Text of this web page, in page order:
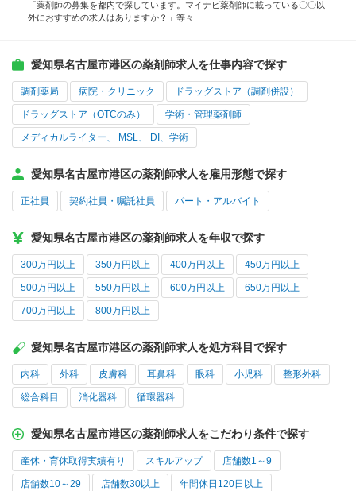
「薬剤師の募集を都内で探しています。マイナビ薬剤師に載っている〇〇以
外におすすめの求人はありますか？」等々
愛知県名古屋市港区の薬剤師求人を仕事内容で探す
調剤薬局 病院・クリニック ドラッグストア（調剤併設）
ドラッグストア（OTCのみ） 学術・管理薬剤師
メディカルライター、 MSL、 DI、学術
愛知県名古屋市港区の薬剤師求人を雇用形態で探す
正社員 契約社員・嘱託社員 パート・アルバイト
愛知県名古屋市港区の薬剤師求人を年収で探す
300万円以上 350万円以上 400万円以上 450万円以上
500万円以上 550万円以上 600万円以上 650万円以上
700万円以上 800万円以上
愛知県名古屋市港区の薬剤師求人を処方科目で探す
内科 外科 皮膚科 耳鼻科 眼科 小児科 整形外科
総合科目 消化器科 循環器科
愛知県名古屋市港区の薬剤師求人をこだわり条件で探す
産休・育休取得実績有り スキルアップ 店舗数1～9
店舗数10～29 店舗数30以上 年間休日120日以上